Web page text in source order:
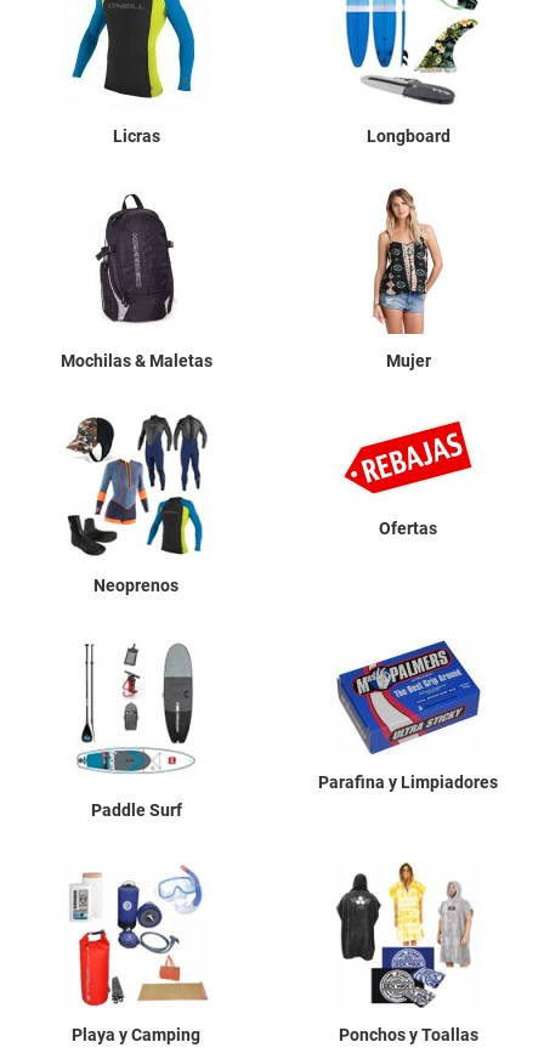
Licras Longboard
Mochilas & Maletas Mujer
Neoprenos
Ofertas
Paddle Surf
Parafina y Limpiadores
Playa y Camping Ponchos y Toallas